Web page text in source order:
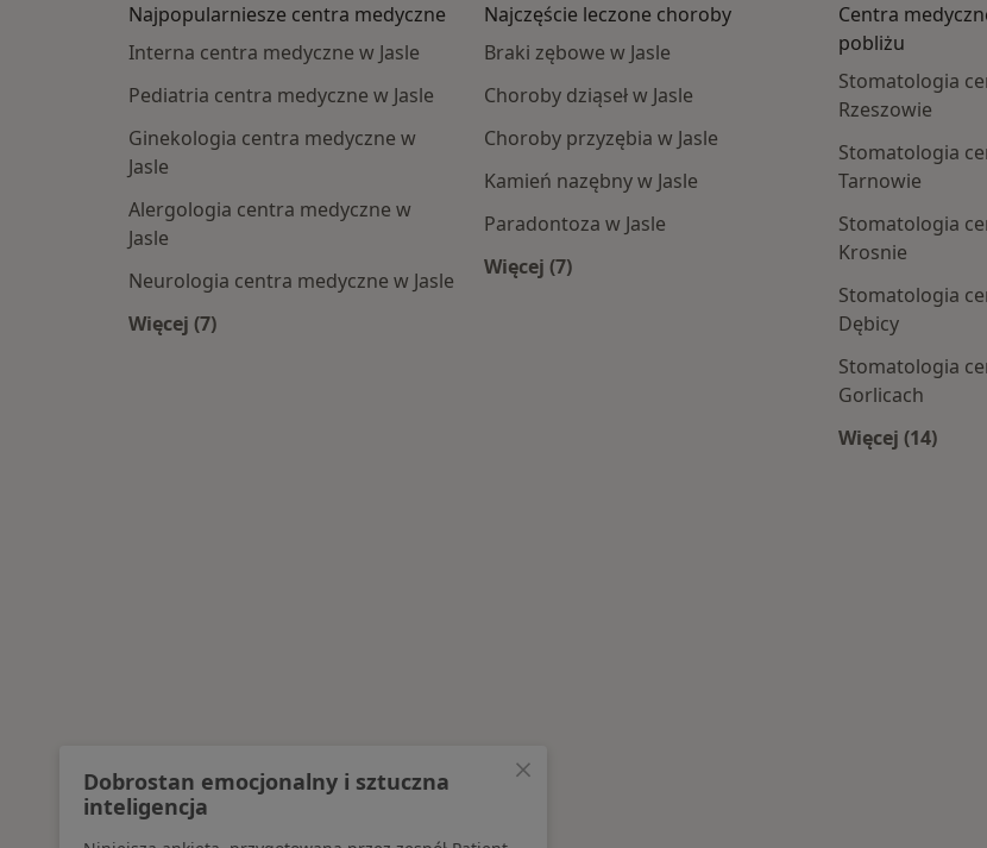
Najpopularniesze centra medyczne
Interna centra medyczne w Jasle
Pediatria centra medyczne w Jasle
Ginekologia centra medyczne w
Jasle
Alergologia centra medyczne w
Jasle
Neurologia centra medyczne w Jasle
Więcej (7)
Najczęście leczone choroby
Braki zębowe w Jasle
Choroby dziąseł w Jasle
Choroby przyzębia w Jasle
Kamień nazębny w Jasle
Paradontoza w Jasle
Więcej (7)
Więcej w kategorii: Najczęście leczone choroby
Centra
pobliżu
Stomatologia
Rzeszowie
Stomatologia
Tarnowie
Stomatologia
Krosnie
Stomatologia
Dębicy
Stomatologia
Gorlicach
Więcej (14)
Dobrostan emocjonalny i sztuczna
inteligencja